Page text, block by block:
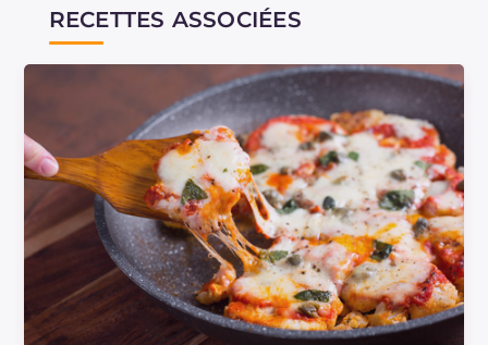
RECETTES ASSOCIÉES